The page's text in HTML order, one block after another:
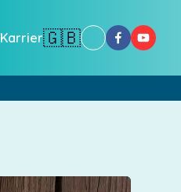
Karrier🇬🇧